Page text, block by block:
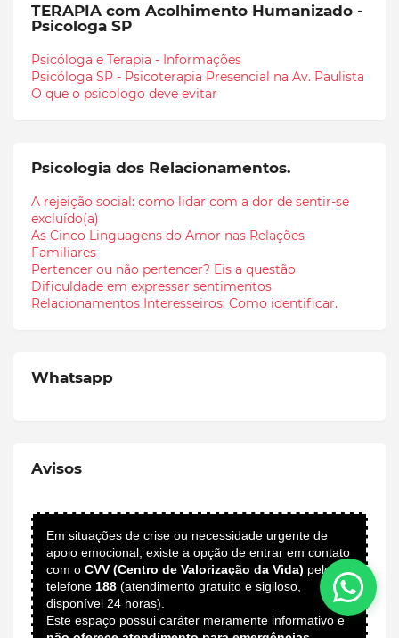
TERAPIA com Acolhimento Humanizado -
Psicologa SP
Psicóloga e Terapia - Informações
Psicóloga SP - Psicoterapia Presencial na Av. Paulista
O que o psicologo deve evitar
Psicologia dos Relacionamentos.
A rejeição social: como lidar com a dor de sentir-se
excluído(a)
As Cinco Linguagens do Amor nas Relações
Familiares
Pertencer ou não pertencer? Eis a questão
Dificuldade em expressar sentimentos
Relacionamentos Interesseiros: Como identificar.
Whatsapp
Avisos
Em situações de crise ou necessidade urgente de
apoio emocional, existe a opção de entrar em contato
com o CVV (Centro de Valorização da Vida) pelo
telefone 188 (atendimento gratuito e sigiloso,
disponível 24 horas).
Este espaço possui caráter meramente informativo e